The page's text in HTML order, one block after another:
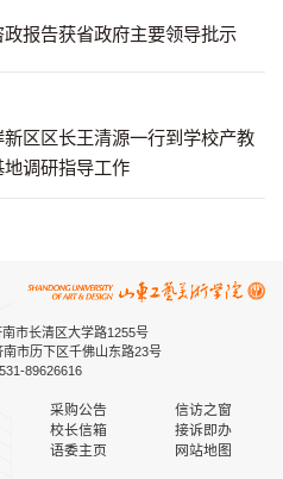
报告获省政府主要领导批示
新区区长王清源一行到学校产教
调研指导工作
市长清区大学路1255号
市历下区千佛山东路23号
89626616
采购公告
信访之窗
校长信箱
接诉即办
语委主页 网站地图